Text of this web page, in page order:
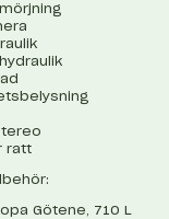
ratt
Götene, 710 L